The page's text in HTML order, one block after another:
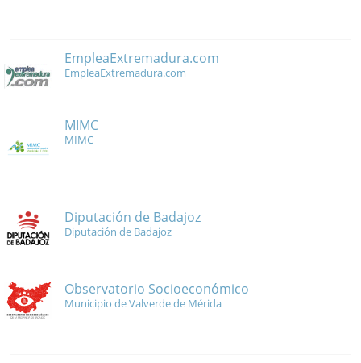
EmpleaExtremadura.com
EmpleaExtremadura.com
MIMC
MIMC
Diputación de Badajoz
Diputación de Badajoz
Observatorio Socioeconómico
Municipio de Valverde de Mérida